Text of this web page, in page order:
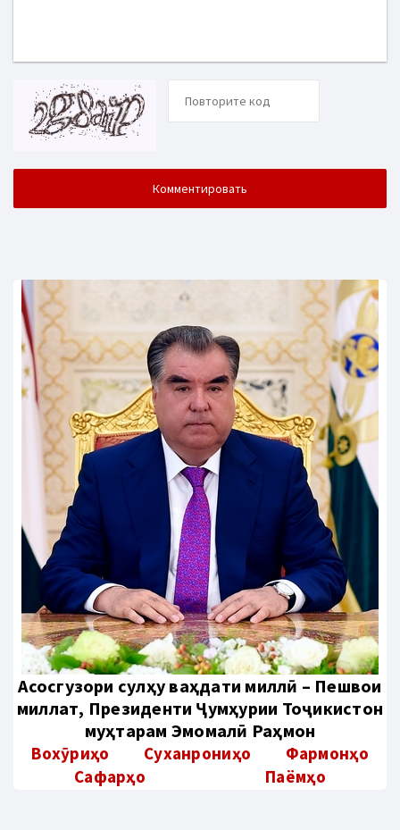
Aсосгузори сулҳу ваҳдати миллӣ – Пешвои
миллат, Президенти Ҷумҳурии Тоҷикистон
муҳтарам Эмомалӣ Раҳмон
Вохӯриҳо Суханрониҳо
Фармонҳо
Сафарҳо
Паёмҳо